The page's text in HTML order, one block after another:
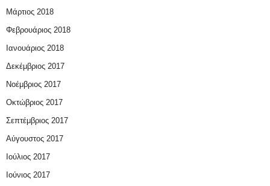
Μάρτιος 2018
Φεβρουάριος 2018
Ιανουάριος 2018
Δεκέμβριος 2017
Νοέμβριος 2017
Οκτώβριος 2017
Σεπτέμβριος 2017
Αύγουστος 2017
Ιούλιος 2017
Ιούνιος 2017